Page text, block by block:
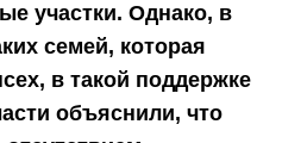
участки. Однако, в
семей, которая
в такой поддержке
объяснили, что